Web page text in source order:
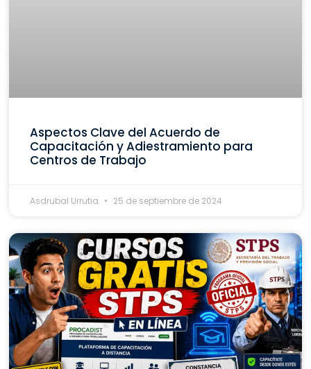
Aspectos Clave del Acuerdo de
Capacitación y Adiestramiento para
Centros de Trabajo
Asdrubal Urrutia 25 de septiembre de 2024